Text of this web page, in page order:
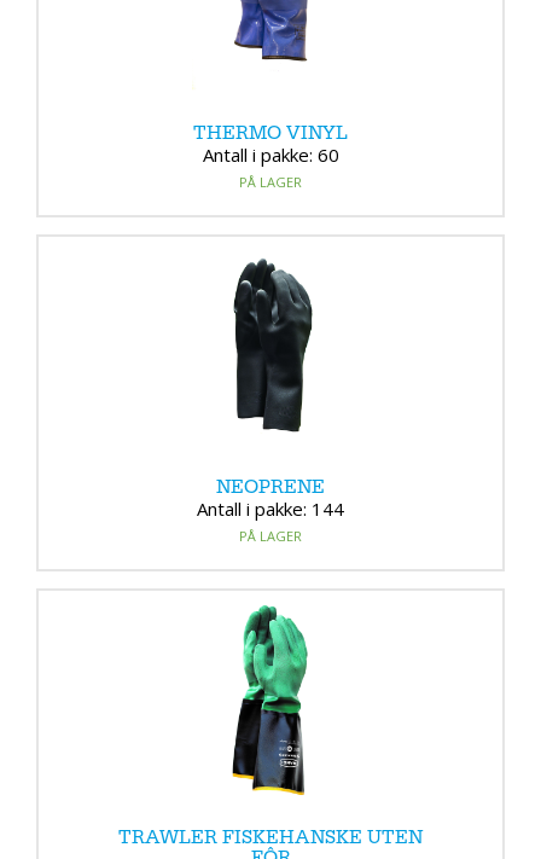
THERMO VINYL
Antall i pakke: 60
PÅ LAGER
NEOPRENE
Antall i pakke: 144
PÅ LAGER
TRAWLER FISKEHANSKE UTEN